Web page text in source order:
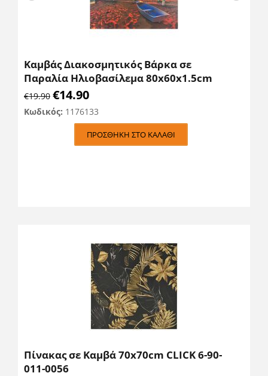
Καμβάς Διακοσμητικός Βάρκα σε
Παραλία Ηλιοβασίλεμα 80x60x1.5cm
€19.90 €14.90
Κωδικός: 1176133
ΠΡΟΣΘΉΚΗ ΣΤΟ ΚΑΛΆΘΙ
Πίνακας σε Καμβά 70x70cm CLICK 6-90-
011-0056